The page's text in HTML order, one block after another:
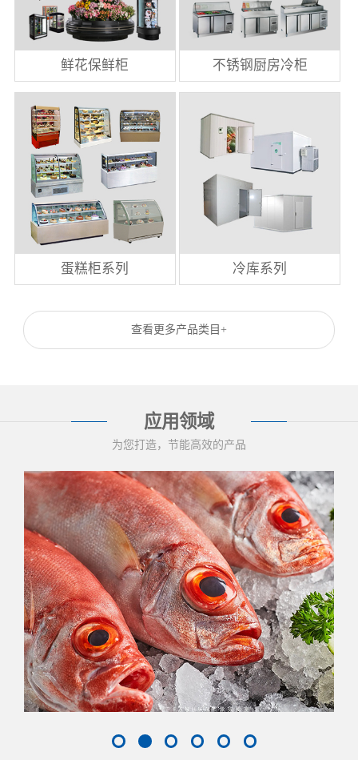
鲜花保鲜柜 不锈钢厨房冷柜
蛋糕柜系列 冷库系列
查看更多产品类目+
应用领域
为您打造，节能高效的产品